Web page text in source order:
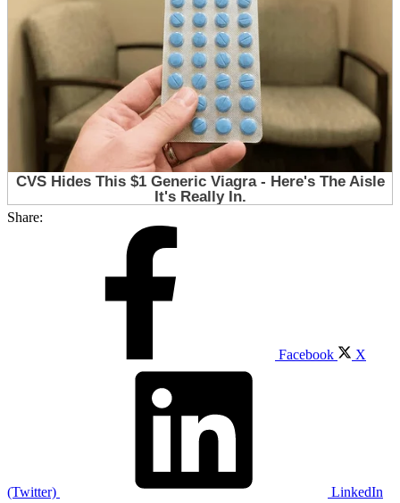
Share:
Facebook X
(Twitter) LinkedIn